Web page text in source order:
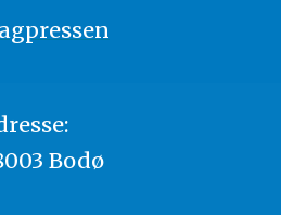
Bodø